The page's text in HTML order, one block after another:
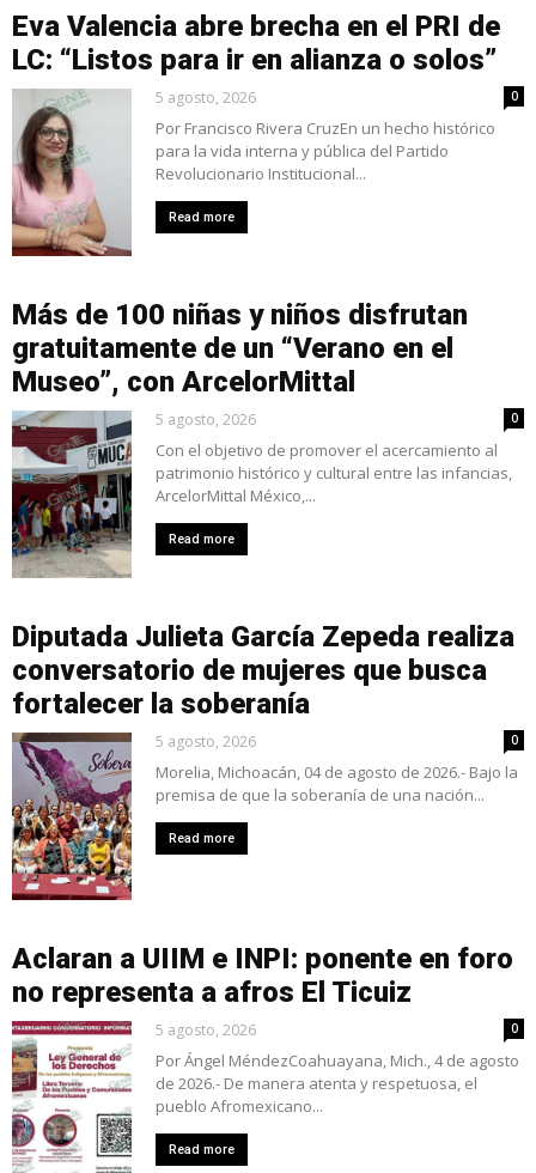
Eva Valencia abre brecha en el PRI de
LC: “Listos para ir en alianza o solos”
5 agosto, 2026 0
Por Francisco Rivera CruzEn un hecho histórico
para la vida interna y pública del Partido
Revolucionario Institucional...
Read more
Más de 100 niñas y niños disfrutan
gratuitamente de un “Verano en el
Museo”, con ArcelorMittal
5 agosto, 2026 0
Con el objetivo de promover el acercamiento al
patrimonio histórico y cultural entre las infancias,
ArcelorMittal México,...
Read more
Diputada Julieta García Zepeda realiza
conversatorio de mujeres que busca
fortalecer la soberanía
5 agosto, 2026 0
Morelia, Michoacán, 04 de agosto de 2026.- Bajo la
premisa de que la soberanía de una nación...
Read more
Aclaran a UIIM e INPI: ponente en foro
no representa a afros El Ticuiz
5 agosto, 2026 0
Por Ángel MéndezCoahuayana, Mich., 4 de agosto
de 2026.- De manera atenta y respetuosa, el
pueblo Afromexicano...
Read more